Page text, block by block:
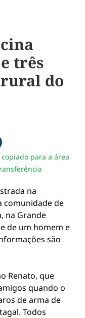
três
do
twitter
pelo email
link da notícia
copiado para a área
na
comunidade de
na Grande
de um homem e
são
Renato, que
quando o
de arma de
Todos